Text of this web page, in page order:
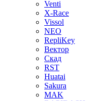
Venti
X-Race
Vissol
NEO
RepliKey
Вектор
Скад
RST
Huatai
Sakura
MAK